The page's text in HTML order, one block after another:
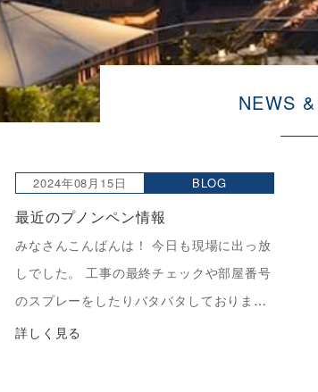
NEWS
2024年08月15日 BLOG
最近のプノンペン情報
みなさんこんばんは！ 今日も現場に出っ放
しでした。 工事の最終チェックや部屋番号
のスプレーをしたりバタバタしておりまし
た。 塗料を買っていたのですが…急に神
詳しく見る